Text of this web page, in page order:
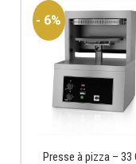
ARMOIRE
- 6%
Presse à pizza – 33